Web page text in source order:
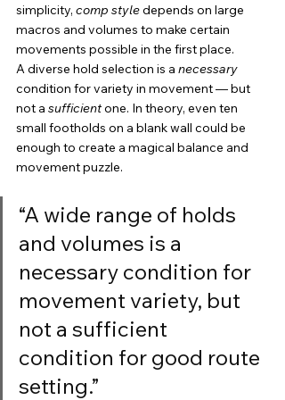
simplicity, comp style depends on large
macros and volumes to make certain
movements possible in the first place.
A diverse hold selection is a necessary
condition for variety in movement — but
not a sufficient one. In theory, even ten
small footholds on a blank wall could be
enough to create a magical balance and
movement puzzle.
“A wide range of holds
and volumes is a
necessary condition for
movement variety, but
not a sufficient
condition for good route
setting.”